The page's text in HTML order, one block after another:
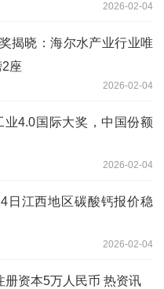
2026-02-04
揭晓：海尔水产业行业唯
座
2026-02-04
业4.0国际大奖，中国份额
2026-02-04
日江西地区碳酸钙报价稳
2026-02-04
册资本5万人民币 热资讯